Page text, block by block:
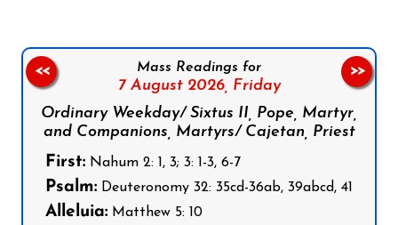
Mass Readings for
7 August 2026, Friday
Ordinary Weekday/ Sixtus II, Pope, Martyr,
and Companions, Martyrs/ Cajetan, Priest
First: Nahum 2: 1, 3; 3: 1-3, 6-7
Psalm: Deuteronomy 32: 35cd-36ab, 39abcd, 41
Alleluia: Matthew 5: 10
<< >>